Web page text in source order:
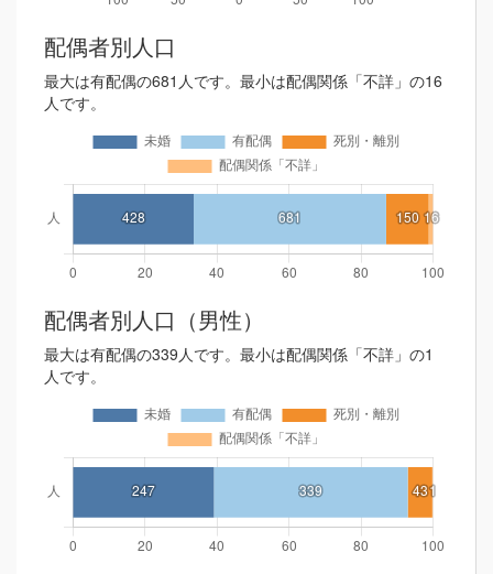
配偶者別人口
最大は有配偶の681人です。最小は配偶関係「不詳」の16
人です。
配偶者別人口（男性）
最大は有配偶の339人です。最小は配偶関係「不詳」の1
人です。